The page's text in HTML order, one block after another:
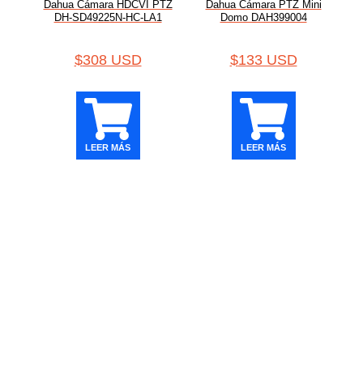
Dahua Cámara HDCVI PTZ
DH-SD49225N-HC-LA1
$308 USD
LEER MÁS
Dahua Cámara PTZ Mini
Domo DAH399004
$133 USD
LEER MÁS